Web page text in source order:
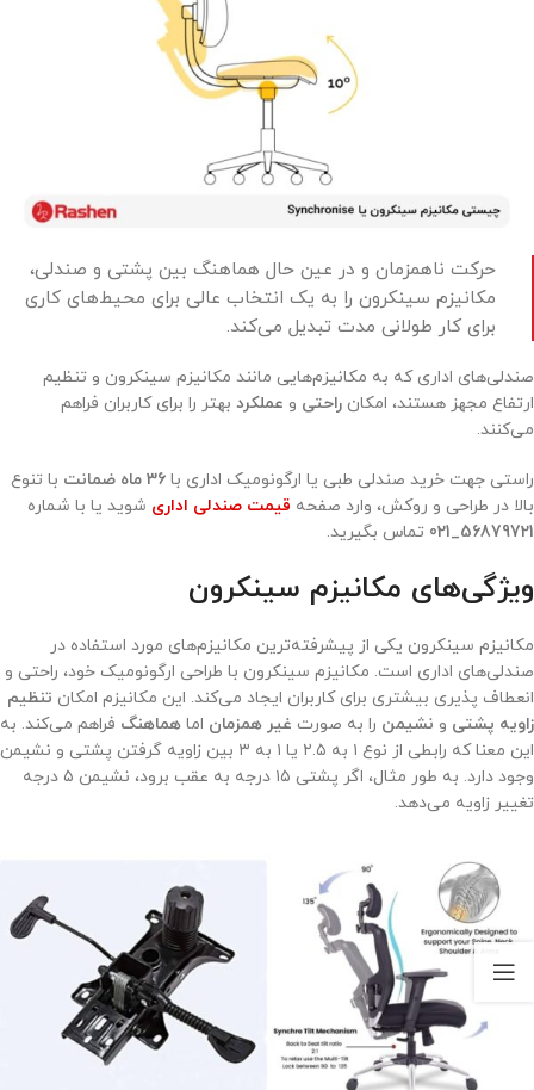
حرکت ناهمزمان و در عین حال هماهنگ بین پشتی و صندلی،
مکانیزم سینکرون را به یک انتخاب عالی برای محیط‌های کاری
برای کار طولانی مدت تبدیل می‌کند.
صندلی‌های اداری که به مکانیزم‌هایی مانند مکانیزم سینکرون و تنظیم
ارتفاع مجهز هستند، امکان راحتی و عملکرد بهتر را برای کاربران فراهم
می‌کنند.
راستی جهت خرید صندلی طبی یا ارگونومیک اداری با 36 ماه ضمانت
با تنوع
بالا در طراحی و روکش، وارد صفحه قیمت صندلی اداری شوید یا با شماره
56879721_021
تماس بگیرید.
ویژگی‌های مکانیزم سینکرون
مکانیزم سینکرون یکی از پیشرفته‌ترین مکانیزم‌های مورد استفاده در
صندلی‌های اداری است. مکانیزم سینکرون با طراحی ارگونومیک خود، راحتی و
انعطاف پذیری بیشتری برای کاربران ایجاد می‌کند. این مکانیزم امکان تنظیم
زاویه پشتی و نشیمن را به صورت غیر همزمان اما هماهنگ فراهم می‌کند. به
این معنا که رابطی از نوع ۱ به ۲.۵ یا ۱ به ۳ بین زاویه گرفتن پشتی و نشیمن
وجود دارد. به طور مثال، اگر پشتی ۱۵ درجه به عقب برود، نشیمن ۵ درجه
تغییر زاویه می‌دهد.